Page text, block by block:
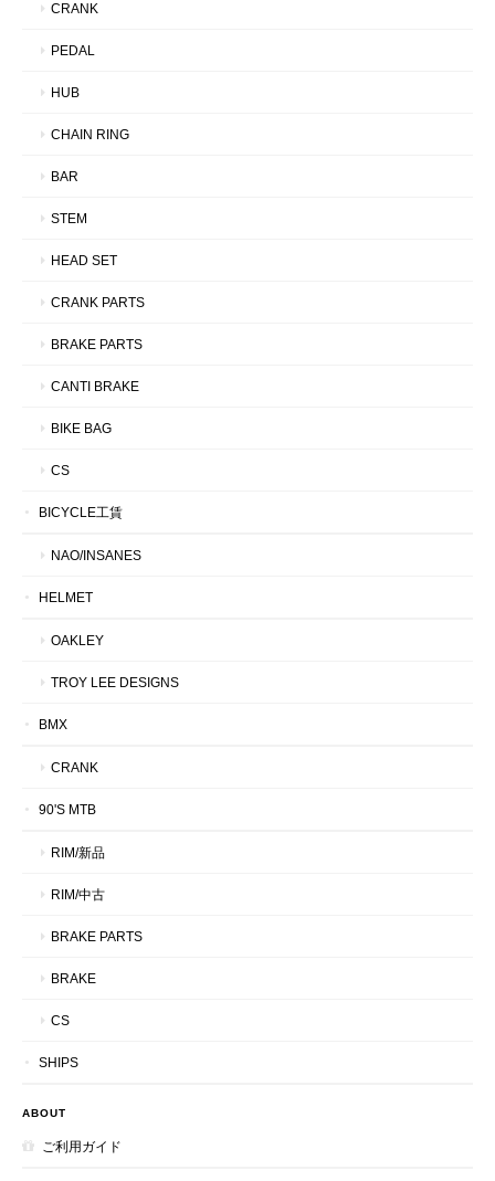
CRANK
PEDAL
HUB
CHAIN RING
BAR
STEM
HEAD SET
CRANK PARTS
BRAKE PARTS
CANTI BRAKE
BIKE BAG
CS
BICYCLE工賃
NAO/INSANES
HELMET
OAKLEY
TROY LEE DESIGNS
BMX
CRANK
90'S MTB
RIM/新品
RIM/中古
BRAKE PARTS
BRAKE
CS
SHIPS
ABOUT
ご利用ガイド